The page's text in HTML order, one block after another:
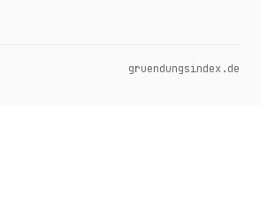
gruendungsindex.de